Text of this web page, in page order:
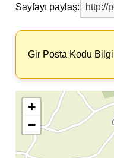
Sayfayı paylaş:
Gir Posta Kodu
+
−